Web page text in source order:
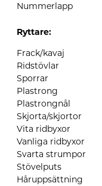
Nummerlapp
Ryttare:
Frack/kavaj
Ridstövlar
Sporrar
Plastrong
Plastrongnål
Skjorta/skjortor
Vita ridbyxor
Vanliga ridbyxor
Svarta strumpor
Stövelputs
Håruppsättning